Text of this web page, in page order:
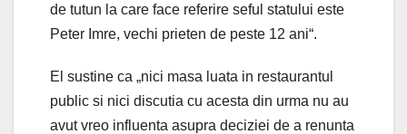
de tutun la care face referire seful statului este
Peter Imre, vechi prieten de peste 12 ani“.
El sustine ca „nici masa luata in restaurantul
public si nici discutia cu acesta din urma nu au
avut vreo influenta asupra deciziei de a renunta